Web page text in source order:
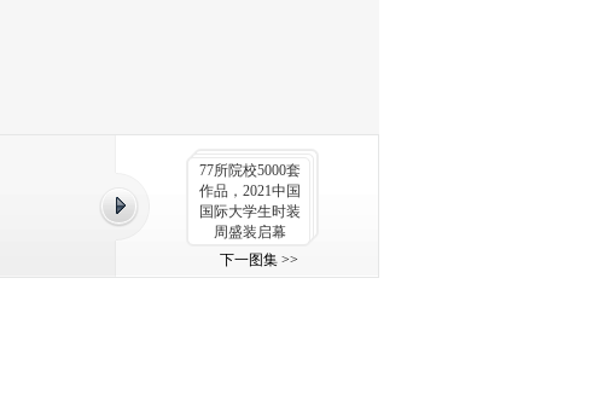
77所院校5000套
作品，2021中国
国际大学生时装
周盛装启幕
下一图集 >>